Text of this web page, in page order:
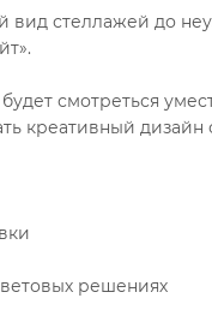
стеллажей до
смотреться
креативный
решениях